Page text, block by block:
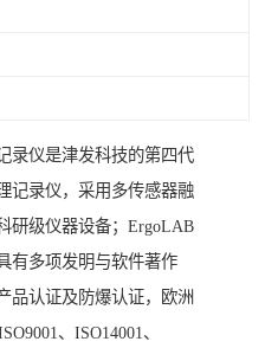
录仪是津发科技的第四代
记录仪，采用多传感器融
研级仪器设备；ErgoLAB
有多项发明与软件著作
品认证及防爆认证，欧洲
、ISO14001、